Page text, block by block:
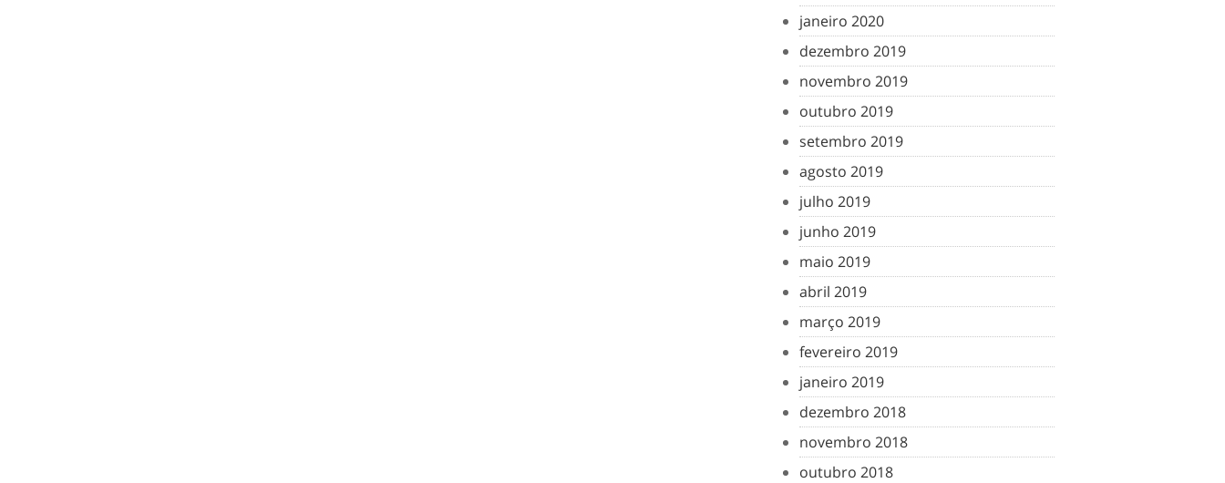
janeiro 2020
dezembro 2019
novembro 2019
outubro 2019
setembro 2019
agosto 2019
julho 2019
junho 2019
maio 2019
abril 2019
março 2019
fevereiro 2019
janeiro 2019
dezembro 2018
novembro 2018
outubro 2018